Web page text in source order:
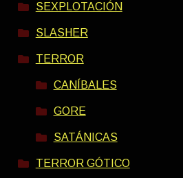
SEXPLOTACIÓN
SLASHER
TERROR
CANÍBALES
GORE
SATÁNICAS
TERROR GÓTICO